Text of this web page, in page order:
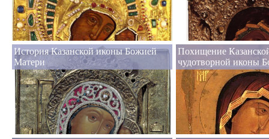
История Казанской иконы Божией
Матери
Похищение
чудотворной иконы